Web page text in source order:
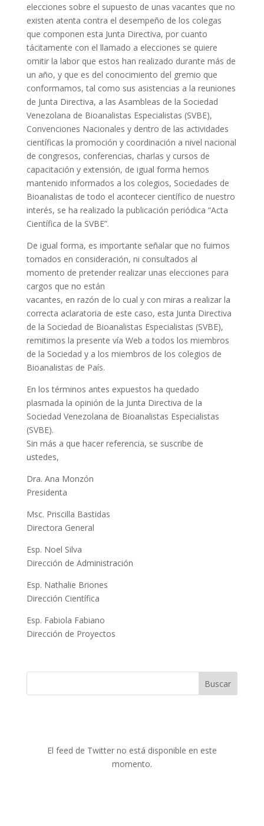
elecciones sobre el supuesto de unas vacantes que no
existen atenta contra el desempeño de los colegas
que componen esta Junta Directiva, por cuanto
tácitamente con el llamado a elecciones se quiere
omitir la labor que estos han realizado durante más de
un año, y que es del conocimiento del gremio que
conformamos, tal como sus asistencias a la reuniones
de Junta Directiva, a las Asambleas de la Sociedad
Venezolana de Bioanalistas Especialistas (SVBE),
Convenciones Nacionales y dentro de las actividades
científicas la promoción y coordinación a nivel nacional
de congresos, conferencias, charlas y cursos de
capacitación y extensión, de igual forma hemos
mantenido informados a los colegios, Sociedades de
Bioanalistas de todo el acontecer científico de nuestro
interés, se ha realizado la publicación periódica “Acta
Científica de la SVBE”.
De igual forma, es importante señalar que no fuimos
tomados en consideración, ni consultados al
momento de pretender realizar unas elecciones para
cargos que no están
vacantes, en razón de lo cual y con miras a realizar la
correcta aclaratoria de este caso, esta Junta Directiva
de la Sociedad de Bioanalistas Especialistas (SVBE),
remitimos la presente vía Web a todos los miembros
de la Sociedad y a los miembros de los colegios de
Bioanalistas de País.
En los términos antes expuestos ha quedado
plasmada la opinión de la Junta Directiva de la
Sociedad Venezolana de Bioanalistas Especialistas
(SVBE).
Sin más a que hacer referencia, se suscribe de
ustedes,
Dra. Ana Monzón
Presidenta
Msc. Priscilla Bastidas
Directora General
Esp. Noel Silva
Dirección de Administración
Esp. Nathalie Briones
Dirección Científica
Esp. Fabiola Fabiano
Dirección de Proyectos
Buscar
El feed de Twitter no está disponible en este
momento.